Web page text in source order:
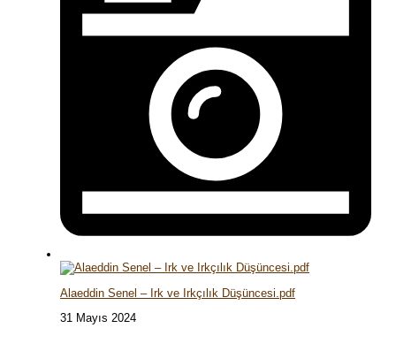
Alaeddin Senel – Irk ve Irkçılık Düşüncesi.pdf
31 Mayıs 2024